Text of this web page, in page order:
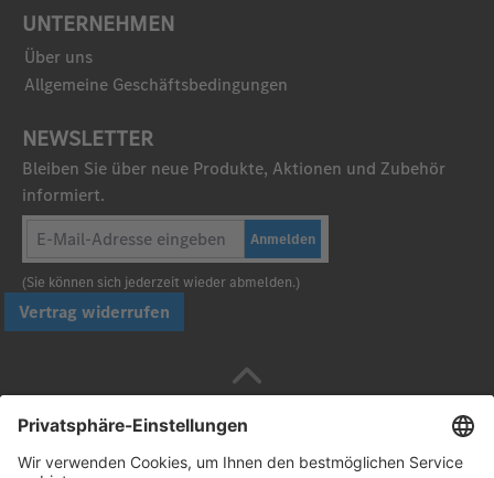
UNTERNEHMEN
Über uns
Allgemeine Geschäftsbedingungen
NEWSLETTER
Bleiben Sie über neue Produkte, Aktionen und Zubehör
informiert.
Anmelden
(Sie können sich jederzeit wieder abmelden.)
Vertrag widerrufen
Sicher bezahlen mit